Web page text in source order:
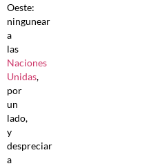
Oeste:
ningunear
a
las
Naciones
Unidas,
por
un
lado,
y
despreciar
a